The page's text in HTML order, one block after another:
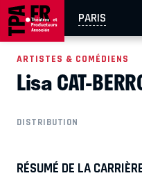
PARIS
AIX-MARSEILLE
EN TOURNÉE
ARTISTES & COMÉDIENS
Lisa CAT-
DISTRIBUTION
RÉSUMÉ DE LA